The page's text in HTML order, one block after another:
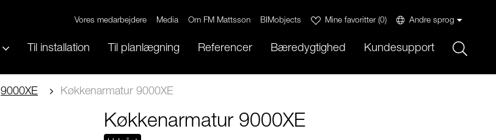
Vores medarbejdere Media Om FM Mattsson BIMobjects Mine favoritter(0) Andre sprog
Til installation Til planlægning Referencer Bæredygtighed Kundesupport
9000XE Køkkenarmatur 9000XE
Køkkenarmatur 9000XE